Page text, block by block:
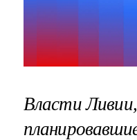
Власти